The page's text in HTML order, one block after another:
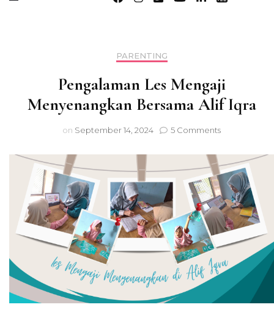
PARENTING
Pengalaman Les Mengaji
Menyenangkan Bersama Alif Iqra
on September 14, 2024 5 Commentson
Les
Mengaji
Bersama
Alif
Iqra